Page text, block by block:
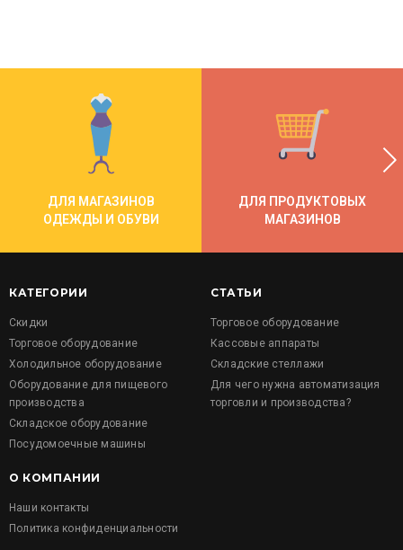
ДЛЯ МАГАЗИНОВ
ОДЕЖДЫ И ОБУВИ
ДЛЯ ПРОДУКТОВЫХ
МАГАЗИНОВ
КАТЕГОРИИ
Скидки
Торговое оборудование
Холодильное оборудование
Оборудование для пищевого
производства
Складское оборудование
Посудомоечные машины
СТАТЬИ
Торговое оборудование
Кассовые аппараты
Складские стеллажи
Для чего нужна автоматизация
торговли и производства?
О КОМПАНИИ
Наши контакты
Политика конфиденциальности